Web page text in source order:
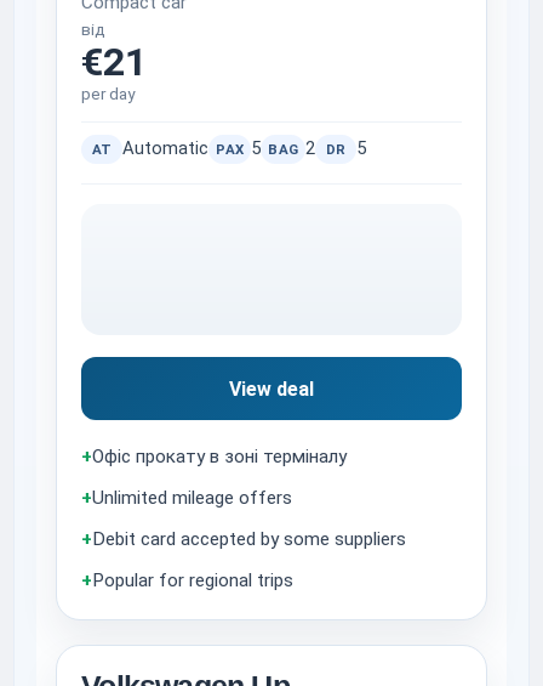
від
€21
per day
AT Automatic PAX 5 BAG 2 DR 5
View deal
+Офіс прокату в зоні терміналу
+Unlimited mileage offers
+Debit card accepted by some suppliers
+Popular for regional trips